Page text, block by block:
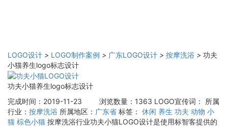
LOGO设计 > LOGO制作案例 > 广东LOGO设计 > 按摩洗浴 > 功夫
小猫养生logo标志设计
功夫小猫养生logo标志设计
完成时间：2019-11-23
浏览数量：1363 LOGO宣传词：
所属
行业： 按摩洗浴 所属地区： 广东省 标签： 休闲 养生 功夫 动物 小
猫 棕色小猫 按摩洗浴行业功夫小猫LOGO设计是使用标智客提供的